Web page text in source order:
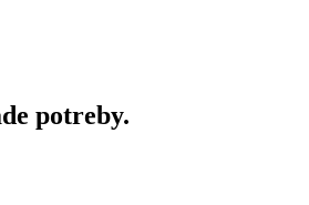
potreby.